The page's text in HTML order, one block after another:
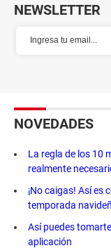
NEWSLETTER
NOVEDADES
La regla de los 10
realmente
¡No caigas! Así es
temporada
Así puedes
aplicación